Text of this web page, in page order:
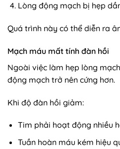
Lòng động mạch bị hẹp
Quá trình này có thể diễn ra
Mạch máu mất tính đàn hồi
Ngoài việc làm hẹp lòng
động mạch trở nên cứng hơn.
Khi độ đàn hồi giảm:
Tim phải hoạt động nhiều
Tuần hoàn máu kém hiệu